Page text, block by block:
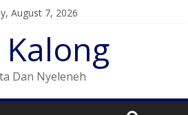
August 7, 2026
Dan Nyeleneh